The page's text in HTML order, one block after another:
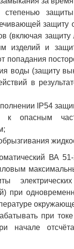
степенью
защиту
(включая защиту
изделий и
попадания
воды (защиту
в
IP54
опасным
ВА
при
при
начале